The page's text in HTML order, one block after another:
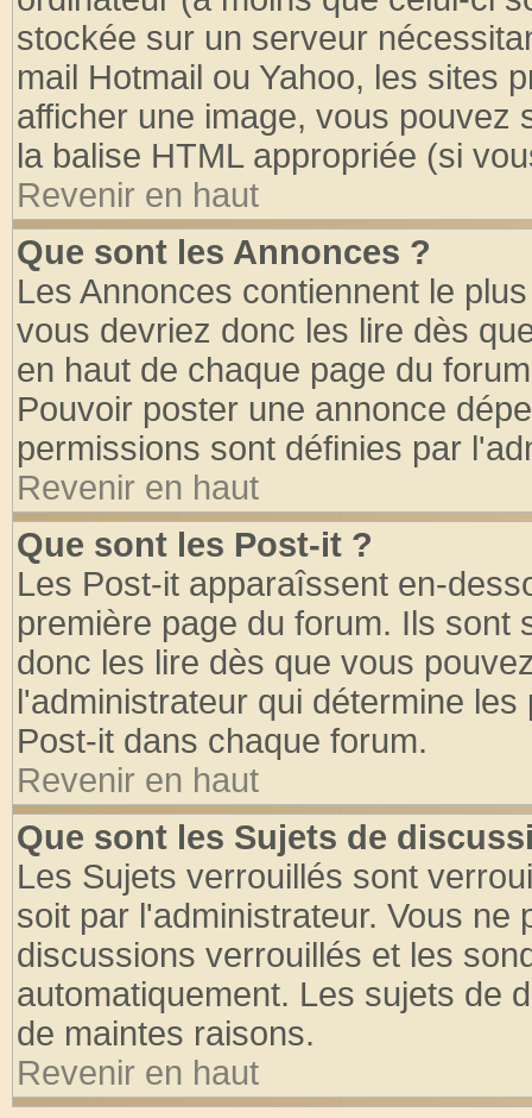
stockée sur un serveur
mail Hotmail ou Yahoo, les sites
afficher une image, vous pouvez
la balise HTML appropriée (si
Revenir en haut
Que sont les Annonces ?
Les Annonces contiennent le
vous devriez donc les lire dès
en haut de chaque page du
Pouvoir poster une annonce
permissions sont définies par
Revenir en haut
Que sont les Post-it ?
Les Post-it apparaîssent en-
première page du forum. Ils
donc les lire dès que vous
l'administrateur qui détermine
Post-it dans chaque forum.
Revenir en haut
Que sont les Sujets de
Les Sujets verrouillés sont
soit par l'administrateur. Vous
discussions verrouillés et les
automatiquement. Les sujets de
de maintes raisons.
Revenir en haut